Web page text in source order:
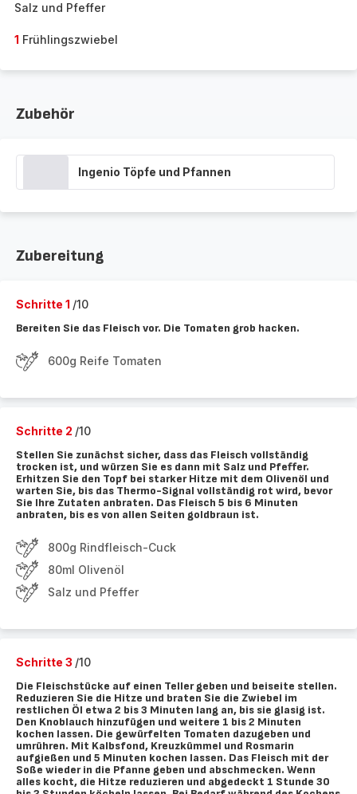
Salz und Pfeffer
1 Frühlingszwiebel
Zubehör
Ingenio Töpfe und Pfannen
Zubereitung
Schritte 1 /10
Bereiten Sie das Fleisch vor. Die Tomaten grob hacken.
600g Reife Tomaten
Schritte 2 /10
Stellen Sie zunächst sicher, dass das Fleisch vollständig
trocken ist, und würzen Sie es dann mit Salz und Pfeffer.
Erhitzen Sie den Topf bei starker Hitze mit dem Olivenöl und
warten Sie, bis das Thermo-Signal vollständig rot wird, bevor
Sie Ihre Zutaten anbraten. Das Fleisch 5 bis 6 Minuten
anbraten, bis es von allen Seiten goldbraun ist.
800g Rindfleisch-Cuck
80ml Olivenöl
Salz und Pfeffer
Schritte 3 /10
Die Fleischstücke auf einen Teller geben und beiseite stellen.
Reduzieren Sie die Hitze und braten Sie die Zwiebel im
restlichen Öl etwa 2 bis 3 Minuten lang an, bis sie glasig ist.
Den Knoblauch hinzufügen und weitere 1 bis 2 Minuten
kochen lassen. Die gewürfelten Tomaten dazugeben und
umrühren. Mit Kalbsfond, Kreuzkümmel und Rosmarin
aufgießen und 5 Minuten kochen lassen. Das Fleisch mit der
Soße wieder in die Pfanne geben und abschmecken. Wenn
alles kocht, die Hitze reduzieren und abgedeckt 1 Stunde 30